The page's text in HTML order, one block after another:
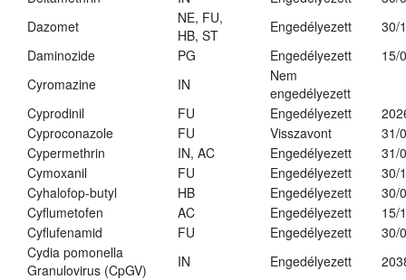
Dazomet
NE, FU,
HB, ST
Engedélyezett
30/
Daminozide
PG Engedélyezett
15/
Cyromazine
IN
Nem
engedélyezett
Cyprodinil
FU Engedélyezett
Cyproconazole
FU Visszavont
31/
Cypermethrin
IN, AC Engedélyezett
31/
Cymoxanil
FU Engedélyezett
30/
Cyhalofop-butyl
HB Engedélyezett
30/
Cyflumetofen
AC Engedélyezett
15/
Cyflufenamid
FU Engedélyezett
30/
Cydia pomonella
Granulovirus (CpGV)
IN Engedélyezett